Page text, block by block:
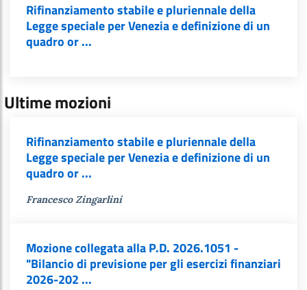
Rifinanziamento stabile e pluriennale della
Legge speciale per Venezia e definizione di un
quadro or ...
Ultime mozioni
Rifinanziamento stabile e pluriennale della
Legge speciale per Venezia e definizione di un
quadro or ...
Francesco Zingarlini
Mozione collegata alla P.D. 2026.1051 -
"Bilancio di previsione per gli esercizi finanziari
2026-202 ...